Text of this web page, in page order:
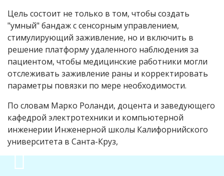
Цель состоит не только в том, чтобы создать
"умный" бандаж с сенсорным управлением,
стимулирующий заживление, но и включить в
решение платформу удаленного наблюдения за
пациентом, чтобы медицинские работники могли
отслеживать заживление раны и корректировать
параметры повязки по мере необходимости.
По словам Марко Роланди, доцента и заведующего
кафедрой электротехники и компьютерной
инженерии Инженерной школы Калифорнийского
университета в Санта-Круз,